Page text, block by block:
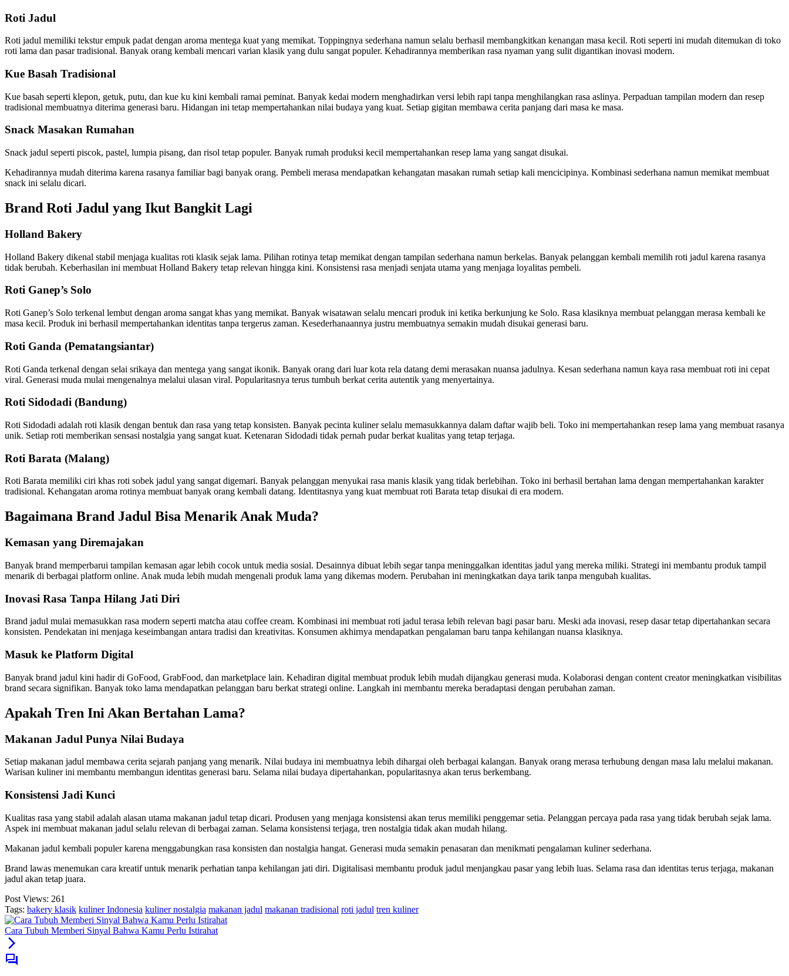
Roti Jadul
Roti jadul memiliki tekstur empuk padat dengan aroma mentega kuat yang memikat. Toppingnya sederhana namun selalu berhasil membangkitkan kenangan masa kecil. Roti seperti ini mudah ditemukan di toko
roti lama dan pasar tradisional. Banyak orang kembali mencari varian klasik yang dulu sangat populer. Kehadirannya memberikan rasa nyaman yang sulit digantikan inovasi modern.
Kue Basah Tradisional
Kue basah seperti klepon, getuk, putu, dan kue ku kini kembali ramai peminat. Banyak kedai modern menghadirkan versi lebih rapi tanpa menghilangkan rasa aslinya. Perpaduan tampilan modern dan resep
tradisional membuatnya diterima generasi baru. Hidangan ini tetap mempertahankan nilai budaya yang kuat. Setiap gigitan membawa cerita panjang dari masa ke masa.
Snack Masakan Rumahan
Snack jadul seperti piscok, pastel, lumpia pisang, dan risol tetap populer. Banyak rumah produksi kecil mempertahankan resep lama yang sangat disukai.
Kehadirannya mudah diterima karena rasanya familiar bagi banyak orang. Pembeli merasa mendapatkan kehangatan masakan rumah setiap kali mencicipinya. Kombinasi sederhana namun memikat membuat
snack ini selalu dicari.
Brand Roti Jadul yang Ikut Bangkit Lagi
Holland Bakery
Holland Bakery dikenal stabil menjaga kualitas roti klasik sejak lama. Pilihan rotinya tetap memikat dengan tampilan sederhana namun berkelas. Banyak pelanggan kembali memilih roti jadul karena rasanya
tidak berubah. Keberhasilan ini membuat Holland Bakery tetap relevan hingga kini. Konsistensi rasa menjadi senjata utama yang menjaga loyalitas pembeli.
Roti Ganep’s Solo
Roti Ganep’s Solo terkenal lembut dengan aroma sangat khas yang memikat. Banyak wisatawan selalu mencari produk ini ketika berkunjung ke Solo. Rasa klasiknya membuat pelanggan merasa kembali ke
masa kecil. Produk ini berhasil mempertahankan identitas tanpa tergerus zaman. Kesederhanaannya justru membuatnya semakin mudah disukai generasi baru.
Roti Ganda (Pematangsiantar)
Roti Ganda terkenal dengan selai srikaya dan mentega yang sangat ikonik. Banyak orang dari luar kota rela datang demi merasakan nuansa jadulnya. Kesan sederhana namun kaya rasa membuat roti ini cepat
viral. Generasi muda mulai mengenalnya melalui ulasan viral. Popularitasnya terus tumbuh berkat cerita autentik yang menyertainya.
Roti Sidodadi (Bandung)
Roti Sidodadi adalah roti klasik dengan bentuk dan rasa yang tetap konsisten. Banyak pecinta kuliner selalu memasukkannya dalam daftar wajib beli. Toko ini mempertahankan resep lama yang membuat rasanya
unik. Setiap roti memberikan sensasi nostalgia yang sangat kuat. Ketenaran Sidodadi tidak pernah pudar berkat kualitas yang tetap terjaga.
Roti Barata (Malang)
Roti Barata memiliki ciri khas roti sobek jadul yang sangat digemari. Banyak pelanggan menyukai rasa manis klasik yang tidak berlebihan. Toko ini berhasil bertahan lama dengan mempertahankan karakter
tradisional. Kehangatan aroma rotinya membuat banyak orang kembali datang. Identitasnya yang kuat membuat roti Barata tetap disukai di era modern.
Bagaimana Brand Jadul Bisa Menarik Anak Muda?
Kemasan yang Diremajakan
Banyak brand memperbarui tampilan kemasan agar lebih cocok untuk media sosial. Desainnya dibuat lebih segar tanpa meninggalkan identitas jadul yang mereka miliki. Strategi ini membantu produk tampil
menarik di berbagai platform online. Anak muda lebih mudah mengenali produk lama yang dikemas modern. Perubahan ini meningkatkan daya tarik tanpa mengubah kualitas.
Inovasi Rasa Tanpa Hilang Jati Diri
Brand jadul mulai memasukkan rasa modern seperti matcha atau coffee cream. Kombinasi ini membuat roti jadul terasa lebih relevan bagi pasar baru. Meski ada inovasi, resep dasar tetap dipertahankan secara
konsisten. Pendekatan ini menjaga keseimbangan antara tradisi dan kreativitas. Konsumen akhirnya mendapatkan pengalaman baru tanpa kehilangan nuansa klasiknya.
Masuk ke Platform Digital
Banyak brand jadul kini hadir di GoFood, GrabFood, dan marketplace lain. Kehadiran digital membuat produk lebih mudah dijangkau generasi muda. Kolaborasi dengan content creator meningkatkan visibilitas
brand secara signifikan. Banyak toko lama mendapatkan pelanggan baru berkat strategi online. Langkah ini membantu mereka beradaptasi dengan perubahan zaman.
Apakah Tren Ini Akan Bertahan Lama?
Makanan Jadul Punya Nilai Budaya
Setiap makanan jadul membawa cerita sejarah panjang yang menarik. Nilai budaya ini membuatnya lebih dihargai oleh berbagai kalangan. Banyak orang merasa terhubung dengan masa lalu melalui makanan.
Warisan kuliner ini membantu membangun identitas generasi baru. Selama nilai budaya dipertahankan, popularitasnya akan terus berkembang.
Konsistensi Jadi Kunci
Kualitas rasa yang stabil adalah alasan utama makanan jadul tetap dicari. Produsen yang menjaga konsistensi akan terus memiliki penggemar setia. Pelanggan percaya pada rasa yang tidak berubah sejak lama.
Aspek ini membuat makanan jadul selalu relevan di berbagai zaman. Selama konsistensi terjaga, tren nostalgia tidak akan mudah hilang.
Makanan jadul kembali populer karena menggabungkan rasa konsisten dan nostalgia hangat. Generasi muda semakin penasaran dan menikmati pengalaman kuliner sederhana.
Brand lawas menemukan cara kreatif untuk menarik perhatian tanpa kehilangan jati diri. Digitalisasi membantu produk jadul menjangkau pasar yang lebih luas. Selama rasa dan identitas terus terjaga, makanan
jadul akan tetap juara.
Post Views: 261
Tags: bakery klasik kuliner Indonesia kuliner nostalgia makanan jadul makanan tradisional roti jadul tren kuliner
Cara Tubuh Memberi Sinyal Bahwa Kamu Perlu Istirahat